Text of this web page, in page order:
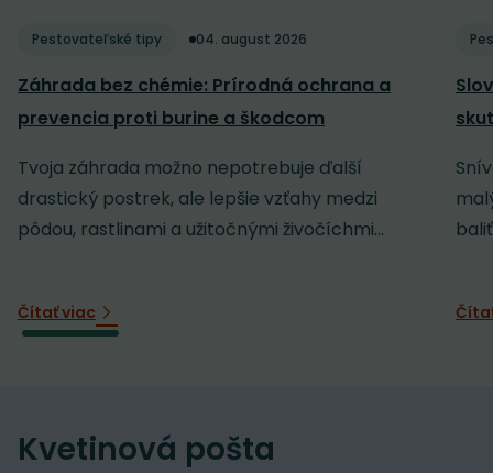
Pestovateľské tipy 04. august 2026
Záhrada bez chémie: Prírodná ochrana a
prevencia proti burine a škodcom
Tvoja záhrada možno nepotrebuje ďalší
drastický postrek, ale lepšie vzťahy medzi
pôdou, rastlinami a užitočnými živočíchmi...
Čítať viac
Kvetinová pošta